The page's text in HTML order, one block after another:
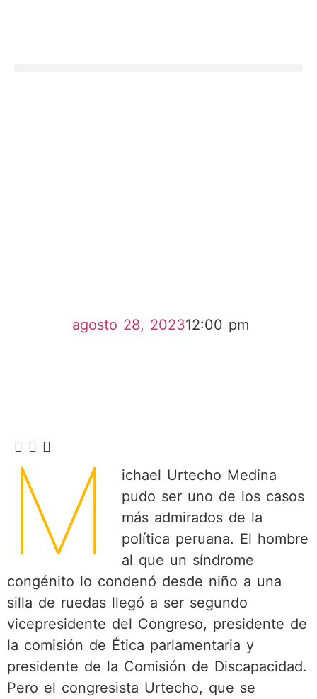
agosto 28, 202312:00 pm
M
ichael Urtecho Medina
pudo ser uno de los casos
más admirados de la
política peruana. El hombre
al que un síndrome
congénito lo condenó desde niño a una
silla de ruedas llegó a ser segundo
vicepresidente del Congreso, presidente de
la comisión de Ética parlamentaria y
presidente de la Comisión de Discapacidad.
Pero el congresista Urtecho, que se